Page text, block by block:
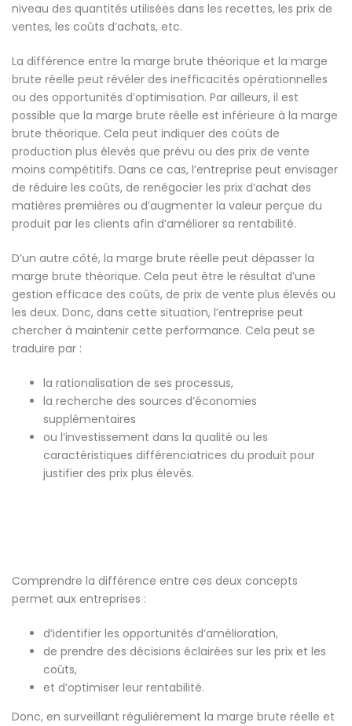
niveau des quantités utilisées dans les recettes, les prix de
ventes, les coûts d’achats, etc.
La différence entre la marge brute théorique et la marge
brute réelle peut révéler des inefficacités opérationnelles
ou des opportunités d’optimisation. Par ailleurs, il est
possible que la marge brute réelle est inférieure à la marge
brute théorique. Cela peut indiquer des coûts de
production plus élevés que prévu ou des prix de vente
moins compétitifs. Dans ce cas, l’entreprise peut envisager
de réduire les coûts, de renégocier les prix d’achat des
matières premières ou d’augmenter la valeur perçue du
produit par les clients afin d’améliorer sa rentabilité.
D’un autre côté, la marge brute réelle peut dépasser la
marge brute théorique. Cela peut être le résultat d’une
gestion efficace des coûts, de prix de vente plus élevés ou
les deux. Donc, dans cette situation, l’entreprise peut
chercher à maintenir cette performance. Cela peut se
traduire par :
la rationalisation de ses processus,
la recherche des sources d’économies
supplémentaires
ou l’investissement dans la qualité ou les
caractéristiques différenciatrices du produit pour
justifier des prix plus élevés.
Comprendre la différence entre ces deux concepts
permet aux entreprises :
d’identifier les opportunités d’amélioration,
de prendre des décisions éclairées sur les prix et les
coûts,
et d’optimiser leur rentabilité.
Donc, en surveillant régulièrement la marge brute réelle et